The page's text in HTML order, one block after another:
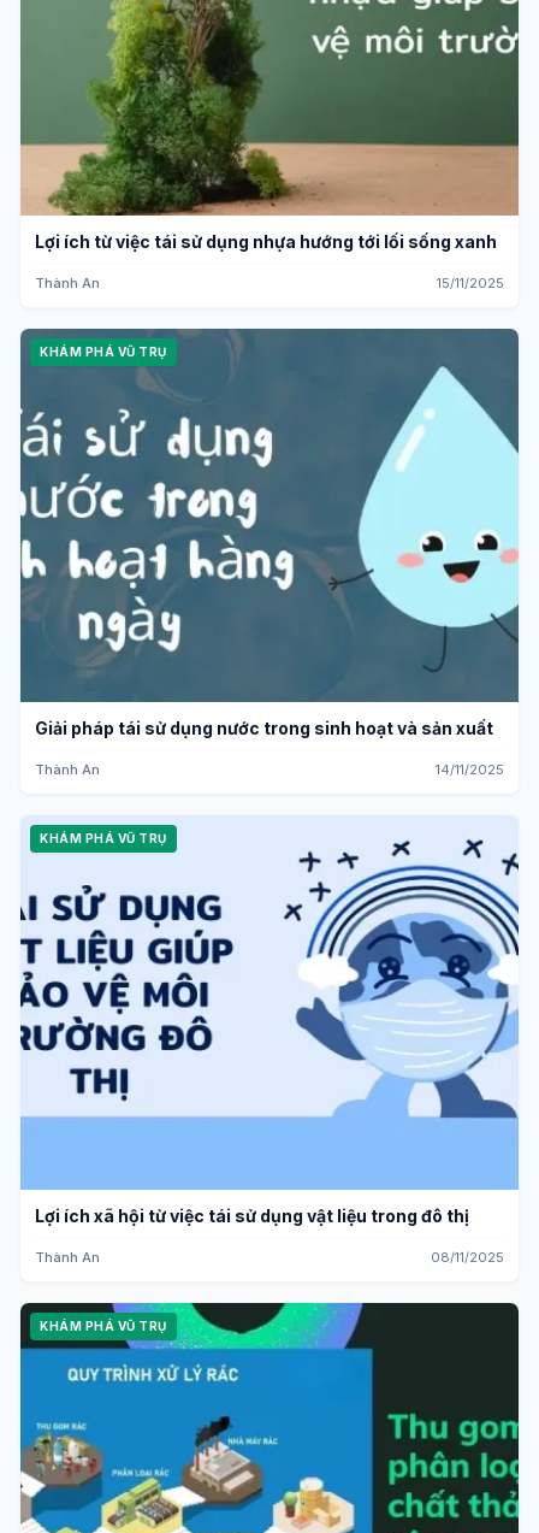
Lợi ích từ việc tái sử dụng nhựa hướng tới lối sống xanh
Thành An 15/11/2025
KHÁM PHÁ VŨ TRỤ
Giải pháp tái sử dụng nước trong sinh hoạt và sản xuất
Thành An 14/11/2025
KHÁM PHÁ VŨ TRỤ
Lợi ích xã hội từ việc tái sử dụng vật liệu trong đô thị
Thành An 08/11/2025
KHÁM PHÁ VŨ TRỤ